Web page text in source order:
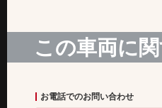
この車両に
お電話でのお問い合わせ